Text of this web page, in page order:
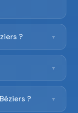
? ▼
▼
? ▼